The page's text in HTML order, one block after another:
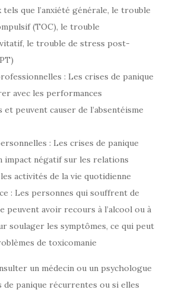
que l’anxiété générale, le trouble
(TOC), le trouble
le trouble de stress post-
: Les crises de panique
avec les performances
peuvent causer de l’absentéisme
: Les crises de panique
impact négatif sur les relations
activités de la vie quotidienne
: Les personnes qui souffrent de
peuvent avoir recours à l’alcool ou à
soulager les symptômes, ce qui peut
de toxicomanie
un médecin ou un psychologue
de panique récurrentes ou si elles